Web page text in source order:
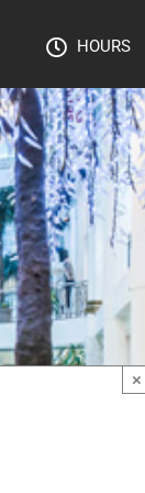
HOURS
×